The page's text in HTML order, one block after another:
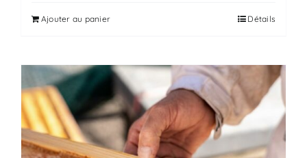
Ajouter au panier Détails